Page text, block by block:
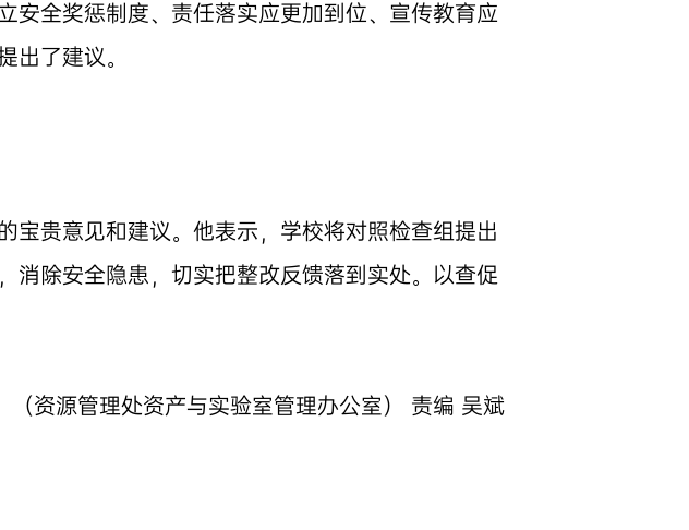
安全奖惩制度、责任落实应更加到位、宣传教育应
出了建议。
宝贵意见和建议。他表示，学校将对照检查组提出
消除安全隐患，切实把整改反馈落到实处。以查促
（资源管理处资产与实验室管理办公室） 责编 吴斌